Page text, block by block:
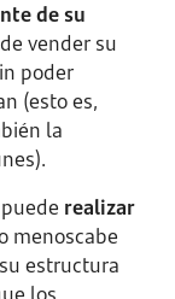
de su
vender su
poder
(esto es,
la
realizar
menoscabe
estructura